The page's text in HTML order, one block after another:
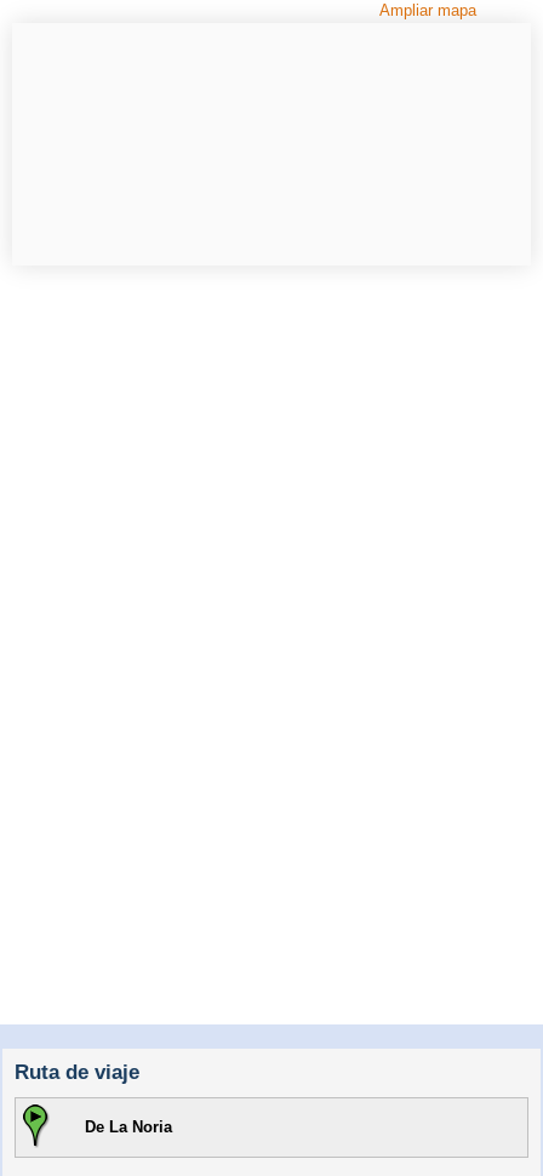
Ampliar mapa
Ruta de viaje
De La Noria